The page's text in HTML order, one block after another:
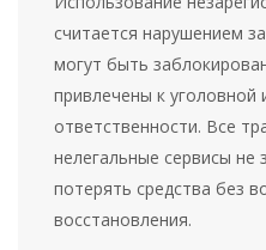
считается нарушением
могут быть
привлечены к уголовной
ответственности. Все
нелегальные сервисы
потерять средства без
восстановления.